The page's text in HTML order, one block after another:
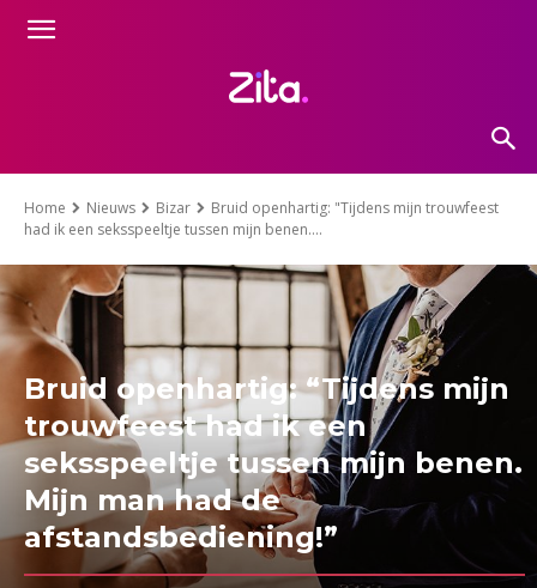
Home Nieuws Bizar
Bruid openhartig: "Tijdens mijn trouwfeest
had ik een seksspeeltje tussen mijn benen....
Bruid openhartig: “Tijdens mijn
trouwfeest had ik een
seksspeeltje tussen mijn benen.
Mijn man had de
afstandsbediening!”